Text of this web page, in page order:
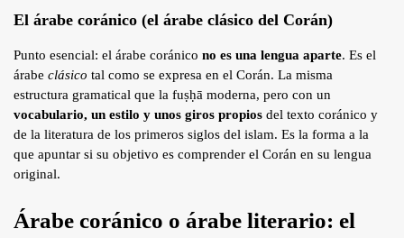
El árabe coránico (el árabe clásico del Corán)
Punto esencial: el árabe coránico no es una lengua aparte. Es el
árabe clásico tal como se expresa en el Corán. La misma
estructura gramatical que la fuṣḥā moderna, pero con un
vocabulario, un estilo y unos giros propios del texto coránico y
de la literatura de los primeros siglos del islam. Es la forma a la
que apuntar si su objetivo es comprender el Corán en su lengua
original.
Árabe coránico o árabe literario: el